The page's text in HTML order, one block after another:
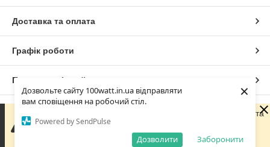
Дозвольте сайту 100watt.in.ua відправляти
вам сповіщення на робочий стіл.
Powered by SendPulse
Заборонити
Дозволити
×
Доставка та оплата
Графік роботи
Повна версія сайту
Зараз компанія не може швидко обробляти замовлення та
повідомлення, оскільки за її графіком роботи сьогодні
вихідний. Ваша заявка буде оброблена в найближчий